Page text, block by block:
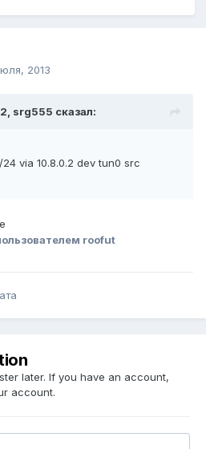
2013
srg555 сказал:
24 via 10.8.0.2 dev tun0 src
roofut
later. If you have an account,
account.